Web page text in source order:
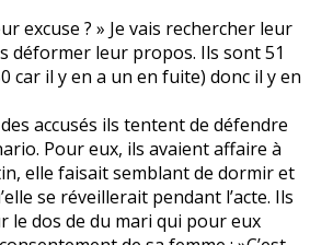
excuse ? » Je vais rechercher leur
déformer leur propos. Ils sont 51
car il y en a un en fuite) donc il y en
accusés ils tentent de défendre
Pour eux, ils avaient affaire à
elle faisait semblant de dormir et
se réveillerait pendant l’acte. Ils
le dos de du mari qui pour eux